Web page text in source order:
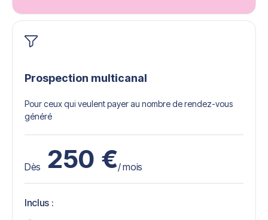
Prospection multicanal
Pour ceux qui veulent payer au nombre de rendez-vous
généré
Dès 250 €/ mois
Inclus :